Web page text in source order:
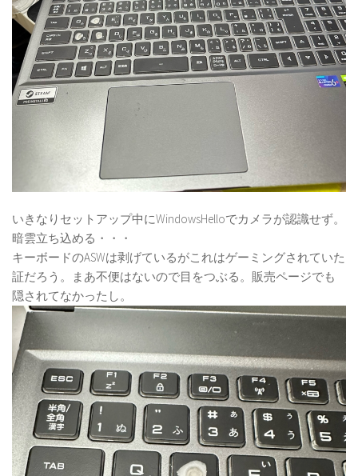
いきなりセットアップ中にWindowsHelloでカメラが認識せず。
暗雲立ち込める・・・
キーボードのASWは剥げているがこれはゲーミングされていた
証だろう。まあ不便はないので目をつぶる。販売ページでも
隠されてなかったし。